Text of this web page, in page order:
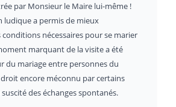
par Monsieur le Maire lui-même !
ludique a permis de mieux
nécessaires pour se marier
marquant de la visite a été
du mariage entre personnes du
encore méconnu par certains
des échanges spontanés.